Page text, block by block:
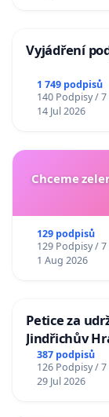
Vyjádření
1 749 podpisů
140 Podpisy /
14 Jul 2026
Chceme
129 podpisů
129 Podpisy /
1 Aug 2026
Petice za
Jindřichův
387 podpisů
126 Podpisy /
29 Jul 2026